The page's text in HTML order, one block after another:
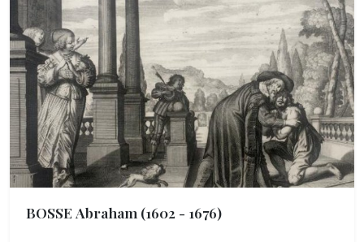
BOSSE Abraham (1602 - 1676)